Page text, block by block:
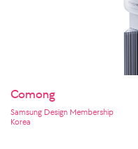
Comong
Samsung Design Membership
Korea